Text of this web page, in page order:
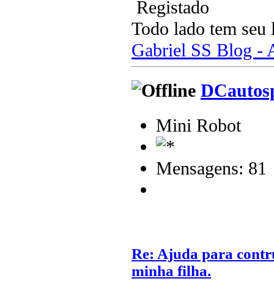
Registado
Todo lado tem
Gabriel SS Blog -
Mini Robot
Mensagens: 81
Re: Ajuda para
minha filha.